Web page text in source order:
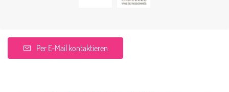
Per E-Mail kontaktieren